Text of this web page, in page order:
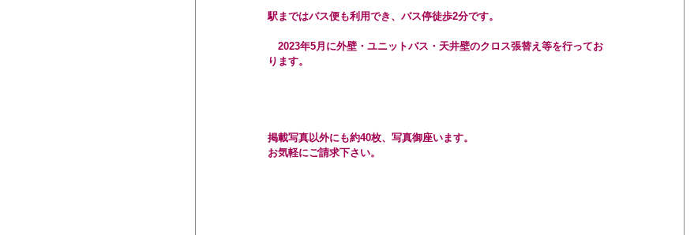
駅まではバス便も利用でき、バス停徒歩2分です。
2023年5月に外壁・ユニットバス・天井壁のクロス張替え等を行ってお
ります。
掲載写真以外にも約40枚、写真御座います。
お気軽にご請求下さい。